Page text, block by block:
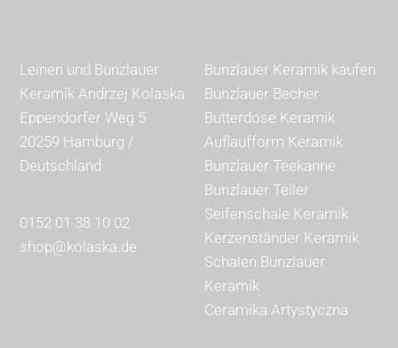
Leinen und Bunzlauer
Keramik Andrzej Kolaska
Eppendorfer Weg 5
20259 Hamburg /
Deutschland
0152 01 38 10 02
shop@kolaska.de
Bunzlauer Keramik kaufen
Bunzlauer Becher
Butterdose Keramik
Auflaufform Keramik
Bunzlauer Teekanne
Bunzlauer Teller
Seifenschale Keramik
Kerzenständer Keramik
Schalen Bunzlauer
Keramik
Ceramika Artystyczna